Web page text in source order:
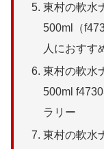
東村の軟水
500ml（
人におすす
東村の軟水
500ml
ラリー
東村の軟水